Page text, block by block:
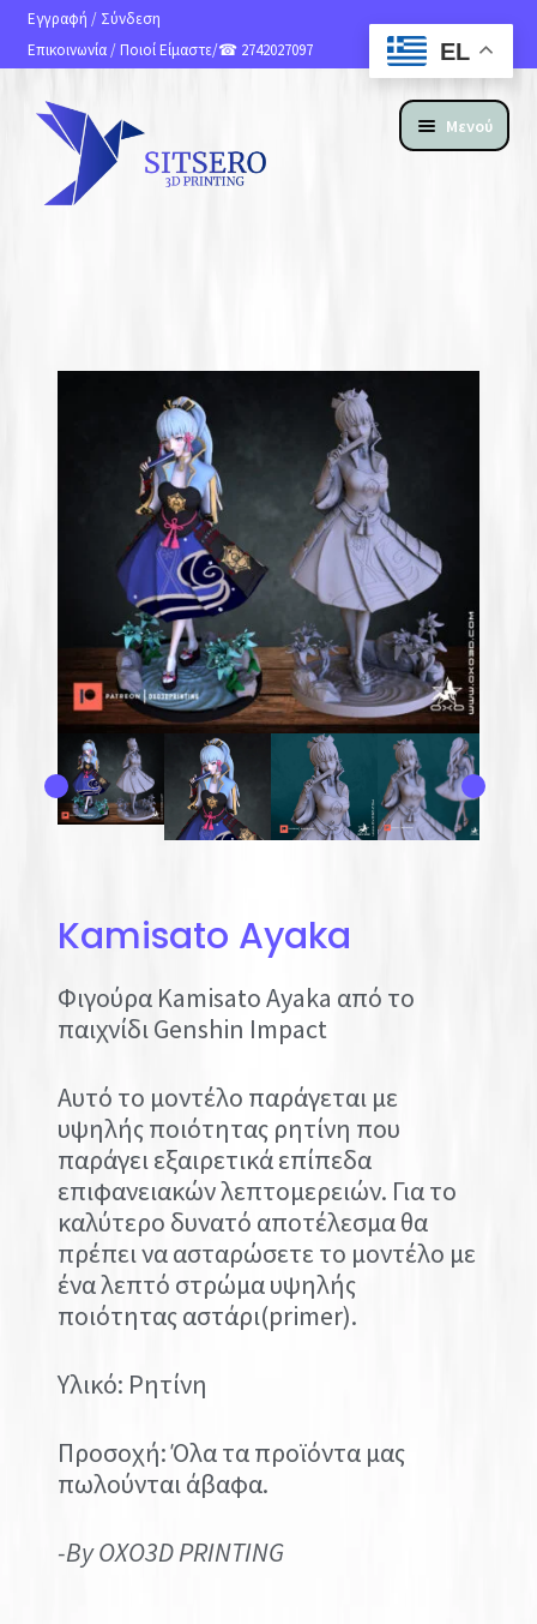
Εγγραφή / Σύνδεση
Επικοινωνία/ Ποιοί Είμαστε/☎ 2742027097
Μενού
ΚΑΤΑΣΚΕΥΗ ΙΣΤΟΣΕΛΙΔΩΝ
ΑΝ. ΑΠΟΣΤΟΛΗΣ
Kamisato Ayaka
Φιγούρα Kamisato Ayaka από το
παιχνίδι Genshin Impact
Αυτό το μοντέλο παράγεται με
υψηλής ποιότητας ρητίνη που
παράγει εξαιρετικά επίπεδα
επιφανειακών λεπτομερειών. Για το
καλύτερο δυνατό αποτέλεσμα θα
πρέπει να ασταρώσετε το μοντέλο με
ένα λεπτό στρώμα υψηλής
ποιότητας αστάρι(primer).
Υλικό: Ρητίνη
Προσοχή: Όλα τα προϊόντα μας
πωλούνται άβαφα.
-By OXO3D PRINTING
EL